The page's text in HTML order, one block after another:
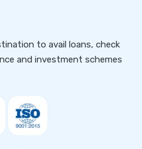
to avail loans, check
and investment schemes